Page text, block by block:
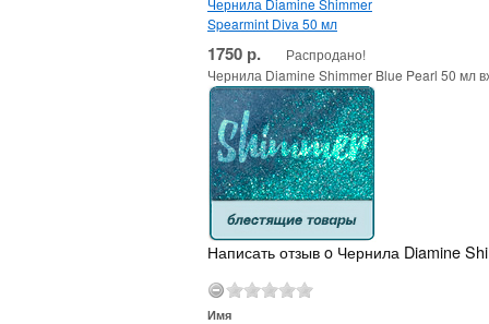
Spearmint Diva 50 мл
1750 р.
Распродано!
Чернила Diamine Shimmer Blue Pearl 50 мл
Написать отзыв o Чернила Diamine
Имя